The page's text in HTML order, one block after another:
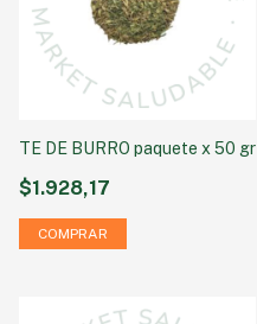
TE DE BURRO paquete x 50 gr
$1.928,17